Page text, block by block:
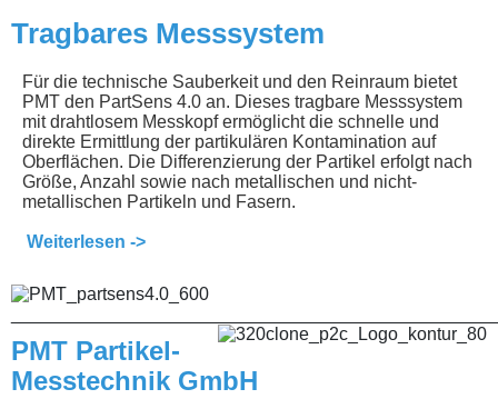
Tragbares Messsystem
Für die technische Sauberkeit und den Reinraum bietet
PMT den PartSens 4.0 an. Dieses tragbare Messsystem
mit drahtlosem Messkopf ermöglicht die schnelle und
direkte Ermittlung der partikulären Kontamination auf
Oberflächen. Die Differenzierung der Partikel erfolgt nach
Größe, Anzahl sowie nach metallischen und nicht-
metallischen Partikeln und Fasern.
Weiterlesen ->
PMT Partikel-
Messtechnik GmbH